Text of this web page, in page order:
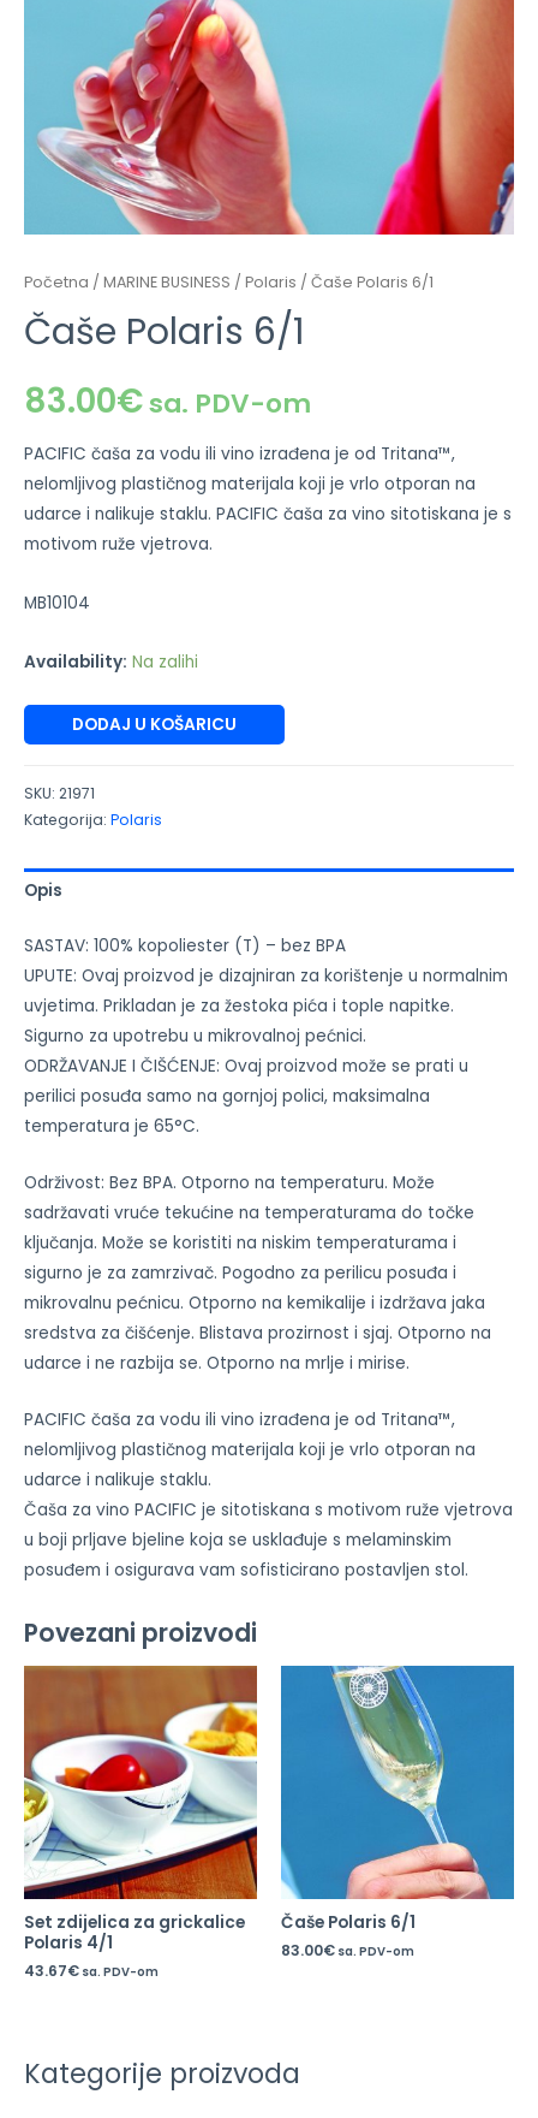
Kategorije proizvoda
Početna / MARINE BUSINESS / Polaris / Čaše Polaris 6/1
Čaše Polaris 6/1
83.00€sa. PDV-om
PACIFIC čaša za vodu ili vino izrađena je od Tritana™,
nelomljivog plastičnog materijala koji je vrlo otporan na
udarce i nalikuje staklu. PACIFIC čaša za vino sitotiskana je s
motivom ruže vjetrova.
MB10104
Availability: Na zalihi
DODAJ U KOŠARICU
SKU: 21971
Kategorija: Polaris
Opis
SASTAV: 100% kopoliester (T) – bez BPA
UPUTE: Ovaj proizvod je dizajniran za korištenje u normalnim
uvjetima. Prikladan je za žestoka pića i tople napitke.
Sigurno za upotrebu u mikrovalnoj pećnici.
ODRŽAVANJE I ČIŠĆENJE: Ovaj proizvod može se prati u
perilici posuđa samo na gornjoj polici, maksimalna
temperatura je 65°C.
Održivost: Bez BPA. Otporno na temperaturu. Može
sadržavati vruće tekućine na temperaturama do točke
ključanja. Može se koristiti na niskim temperaturama i
sigurno je za zamrzivač. Pogodno za perilicu posuđa i
mikrovalnu pećnicu. Otporno na kemikalije i izdržava jaka
sredstva za čišćenje. Blistava prozirnost i sjaj. Otporno na
udarce i ne razbija se. Otporno na mrlje i mirise.
PACIFIC čaša za vodu ili vino izrađena je od Tritana™,
nelomljivog plastičnog materijala koji je vrlo otporan na
udarce i nalikuje staklu.
Čaša za vino PACIFIC je sitotiskana s motivom ruže vjetrova
u boji prljave bjeline koja se usklađuje s melaminskim
posuđem i osigurava vam sofisticirano postavljen stol.
Povezani proizvodi
Set zdijelica za grickalice
Polaris 4/1
43.67€ sa. PDV-om
Čaše Polaris 6/1
83.00€ sa. PDV-om